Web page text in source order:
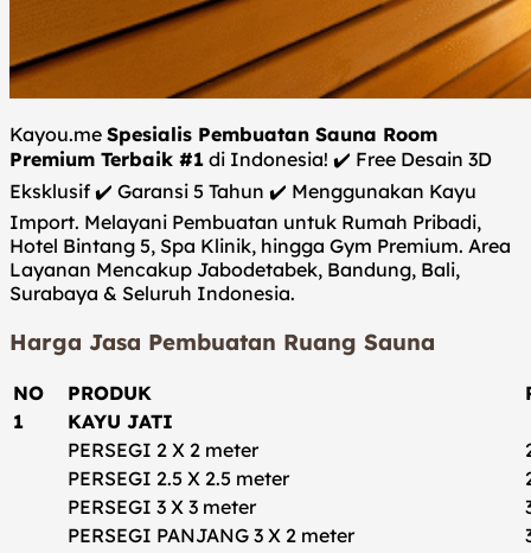
Kayou.me Spesialis Pembuatan Sauna Room
Premium Terbaik #1 di Indonesia! ✔️ Free Desain 3D
Eksklusif ✔️ Garansi 5 Tahun ✔️ Menggunakan Kayu
Import. Melayani Pembuatan untuk Rumah Pribadi,
Hotel Bintang 5, Spa Klinik, hingga Gym Premium. Area
Layanan Mencakup Jabodetabek, Bandung, Bali,
Surabaya & Seluruh Indonesia.
Harga Jasa Pembuatan Ruang Sauna
NO PRODUK
1
KAYU JATI
PERSEGI 2 X 2 meter
PERSEGI 2.5 X 2.5 meter
PERSEGI 3 X 3 meter
PERSEGI PANJANG 3 X 2 meter